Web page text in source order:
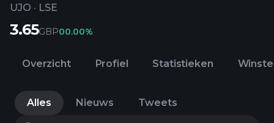
UJO · LSE
3.65GBP00.00%
Overzicht Profiel Statistieken
Alles Nieuws Tweets